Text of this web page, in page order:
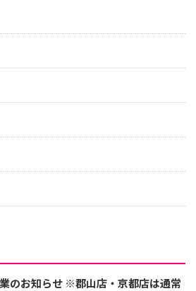
のお知らせ ※郡山店・京都店は通常